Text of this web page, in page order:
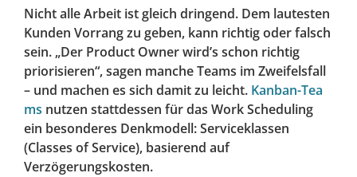
Nicht alle Arbeit ist gleich dringend. Dem lautesten
Kunden Vorrang zu geben, kann richtig oder falsch
sein. „Der Product Owner wird’s schon richtig
priorisieren“, sagen manche Teams im Zweifelsfall
– und machen es sich damit zu leicht. Kanban-Tea
ms nutzen stattdessen für das Work Scheduling
ein besonderes Denkmodell: Serviceklassen
(Classes of Service), basierend auf
Verzögerungskosten.